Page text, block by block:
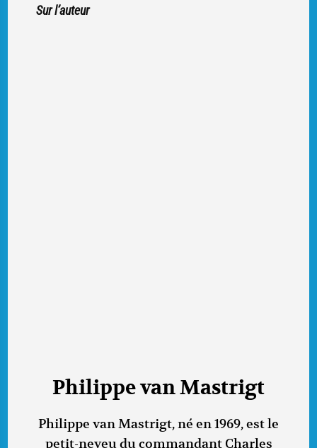
Sur l’auteur
Philippe van Mastrigt
Philippe van Mastrigt, né en 1969, est le
petit-neveu du commandant Charles